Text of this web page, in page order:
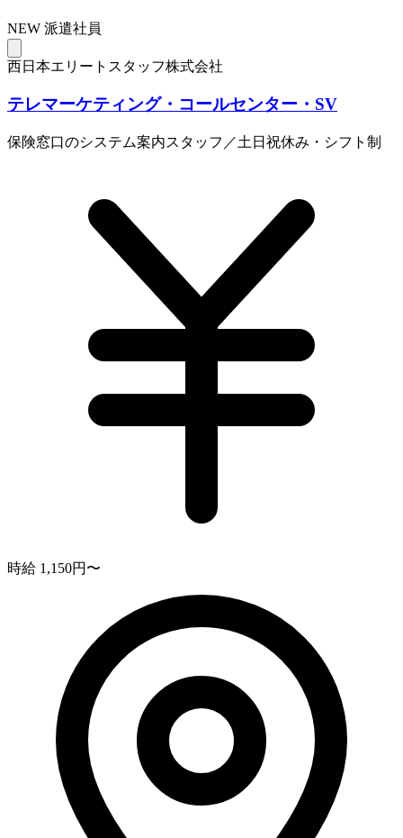
NEW 派遣社員
西日本エリートスタッフ株式会社
テレマーケティング・コールセンター・SV
保険窓口のシステム案内スタッフ／土日祝休み・シフト制
時給 1,150円〜